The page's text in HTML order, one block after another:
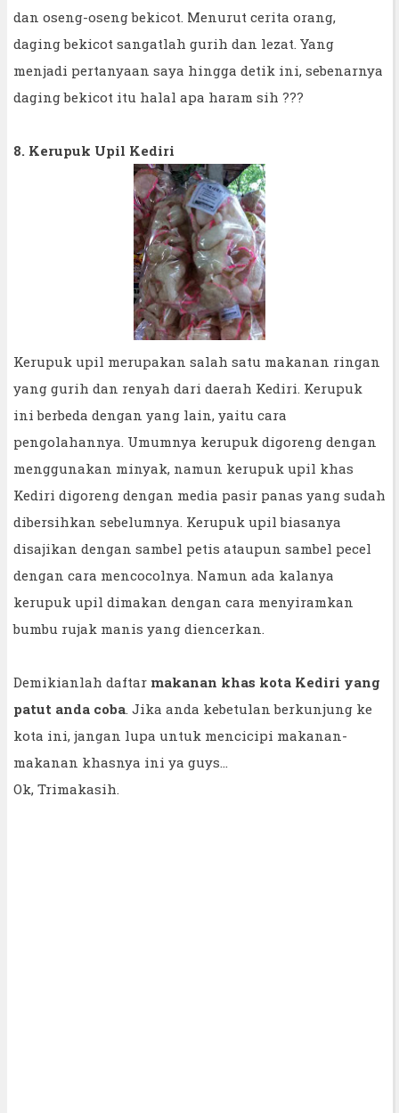
dan oseng-oseng bekicot. Menurut cerita orang,
daging bekicot sangatlah gurih dan lezat. Yang
menjadi pertanyaan saya hingga detik ini, sebenarnya
daging bekicot itu halal apa haram sih ???
8. Kerupuk Upil Kediri
Kerupuk upil merupakan salah satu makanan ringan
yang gurih dan renyah dari daerah Kediri. Kerupuk
ini berbeda dengan yang lain, yaitu cara
pengolahannya. Umumnya kerupuk digoreng dengan
menggunakan minyak, namun kerupuk upil khas
Kediri digoreng dengan media pasir panas yang sudah
dibersihkan sebelumnya. Kerupuk upil biasanya
disajikan dengan sambel petis ataupun sambel pecel
dengan cara mencocolnya. Namun ada kalanya
kerupuk upil dimakan dengan cara menyiramkan
bumbu rujak manis yang diencerkan.
Demikianlah daftar makanan khas kota Kediri yang
patut anda coba. Jika anda kebetulan berkunjung ke
kota ini, jangan lupa untuk mencicipi makanan-
makanan khasnya ini ya guys...
Ok, Trimakasih.